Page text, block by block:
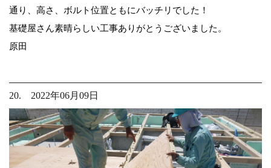
通り、高さ、ボルト位置ともにバッチリでした！
基礎屋さん素晴らしい工事ありがとうございました。
原田
20. 2022年06月09日